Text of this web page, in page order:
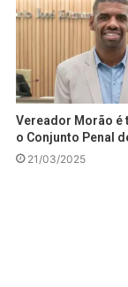
Vereador Morão
o Conjunto Penal
21/03/2025